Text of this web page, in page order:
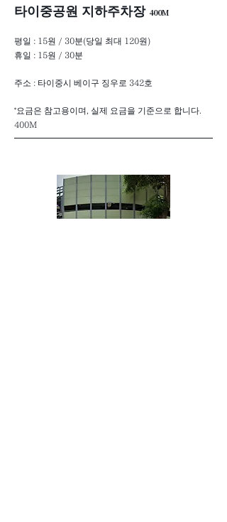
​타이중공원 지하주차장 400M
평일 : 15원 / 30분(당일 최대 120원)
휴일 : 15원 / 30분
주소 : 타이중시 베이구 징우로 342호
*요금은 참고용이며, 실제 요금을 기준으로 합니다.
400M